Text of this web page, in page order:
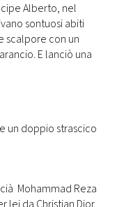
Alberto, nel
sontuosi abiti
scalpore con un
E lanciò una
un doppio strascico
Mohammad Reza